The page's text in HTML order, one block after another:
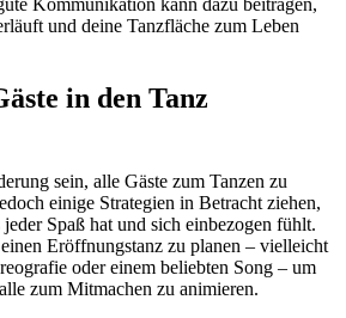
Kommunikation kann dazu beitragen,
und deine Tanzfläche zum Leben
in den Tanz
sein, alle Gäste zum Tanzen zu
einige Strategien in Betracht ziehen,
Spaß hat und sich einbezogen fühlt.
Eröffnungstanz zu planen – vielleicht
oder einem beliebten Song – um
zum Mitmachen zu animieren.